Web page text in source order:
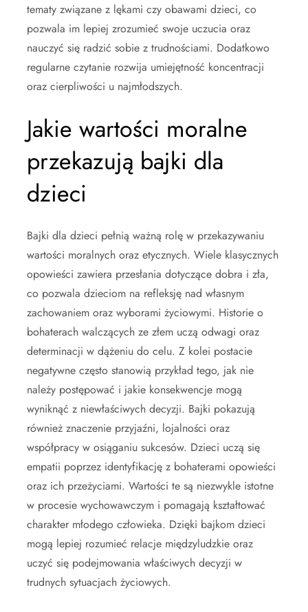
tematy związane z lękami czy obawami dzieci, co
pozwala im lepiej zrozumieć swoje uczucia oraz
nauczyć się radzić sobie z trudnościami. Dodatkowo
regularne czytanie rozwija umiejętność koncentracji
oraz cierpliwości u najmłodszych.
Jakie wartości moralne
przekazują bajki dla
dzieci
Bajki dla dzieci pełnią ważną rolę w przekazywaniu
wartości moralnych oraz etycznych. Wiele klasycznych
opowieści zawiera przesłania dotyczące dobra i zła,
co pozwala dzieciom na refleksję nad własnym
zachowaniem oraz wyborami życiowymi. Historie o
bohaterach walczących ze złem uczą odwagi oraz
determinacji w dążeniu do celu. Z kolei postacie
negatywne często stanowią przykład tego, jak nie
należy postępować i jakie konsekwencje mogą
wyniknąć z niewłaściwych decyzji. Bajki pokazują
również znaczenie przyjaźni, lojalności oraz
współpracy w osiąganiu sukcesów. Dzieci uczą się
empatii poprzez identyfikację z bohaterami opowieści
oraz ich przeżyciami. Wartości te są niezwykle istotne
w procesie wychowawczym i pomagają kształtować
charakter młodego człowieka. Dzięki bajkom dzieci
mogą lepiej rozumieć relacje międzyludzkie oraz
uczyć się podejmowania właściwych decyzji w
trudnych sytuacjach życiowych.